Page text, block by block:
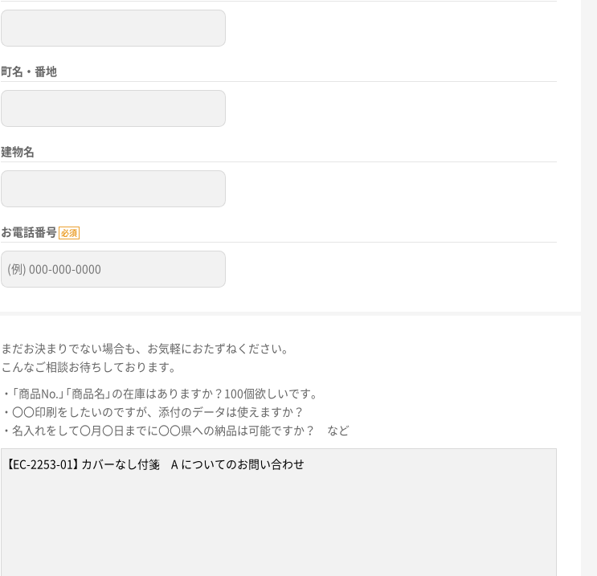
町名・番地
建物名
お電話番号 必須
まだお決まりでない場合も、お気軽におたずねください。
こんなご相談お待ちしております。
・「商品No.」「商品名」の在庫はありますか？100個欲しいです。
・〇〇印刷をしたいのですが、添付のデータは使えますか？
・名入れをして〇月〇日までに〇〇県への納品は可能ですか？ など